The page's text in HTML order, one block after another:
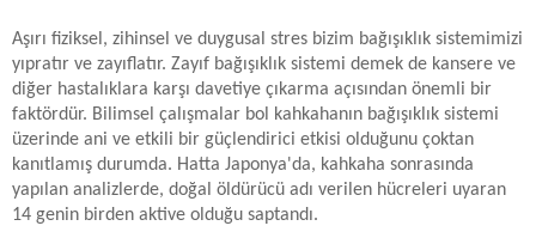
Aşırı fiziksel, zihinsel ve duygusal stres bizim bağışıklık sistemimizi
yıpratır ve zayıflatır. Zayıf bağışıklık sistemi demek de kansere ve
diğer hastalıklara karşı davetiye çıkarma açısından önemli bir
faktördür. Bilimsel çalışmalar bol kahkahanın bağışıklık sistemi
üzerinde ani ve etkili bir güçlendirici etkisi olduğunu çoktan
kanıtlamış durumda. Hatta Japonya'da, kahkaha sonrasında
yapılan analizlerde, doğal öldürücü adı verilen hücreleri uyaran
14 genin birden aktive olduğu saptandı.